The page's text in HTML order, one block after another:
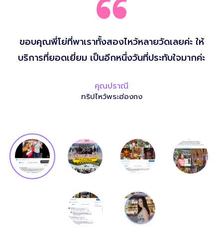
ขอบคุณพี่โย่ที่พาเราทั้งสองไหว้หลายวัดเลยค่ะ ให้
บริการที่ยอดเยี่ยม เป็นอีกหนึ่งวันที่ประทับใจมากค่ะ
คุณปราณี
ทริปไหว้พระฮ่องกง